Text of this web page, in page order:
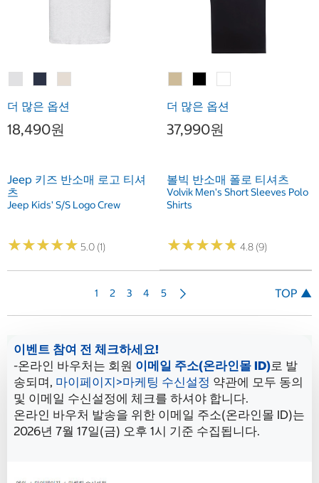
더 많은 옵션
18,490원
Jeep 키즈 반소매 로고 티셔
츠
Jeep Kids' S/S Logo Crew
★★★★★
★★★★★ 5.0 (1)
더 많은 옵션
37,990원
볼빅 반소매 폴로 티셔츠
Volvik Men's Short Sleeves Polo
Shirts
★★★★★
★★★★★ 4.8 (9)
1 2 3 4 5 TOP ▲
이벤트 참여 전 체크하세요!
-온라인 바우처는 회원 이메일 주소(온라인몰 ID)로 발
송되며, 마이페이지>마케팅 수신설정 약관에 모두 동의
및 이메일 수신설정에 체크를 하셔야 합니다.
온라인 바우처 발송을 위한 이메일 주소(온라인몰 ID)는
2026년 7월 17일(금) 오후 1시 기준 수집됩니다.